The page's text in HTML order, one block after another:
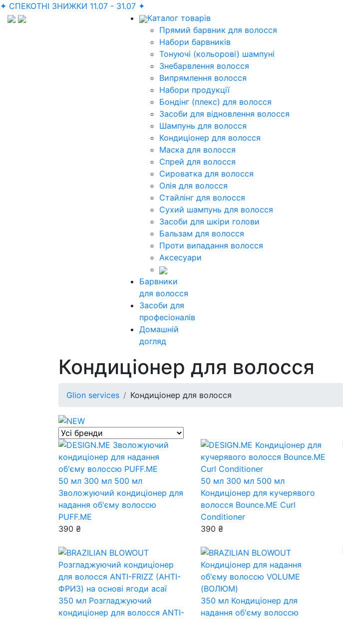
✦ СПЕКОТНІ ЗНИЖКИ 11.07 - 31.07 ✦
Каталог товарів
Прямий барвник для волосся
Набори барвників
Тонуючі (кольорові) шампуні
Знебарвлення волосся
Випрямлення волосся
Набори продукції
Бондінг (плекс) для волосся
Засоби для відновлення волосся
Шампунь для волосся
Кондиціонер для волосся
Маска для волосся
Спрей для волосся
Сироватка для волосся
Олія для волосся
Стайлінг для волосся
Сухий шампунь для волосся
Засоби для шкіри голови
Бальзам для волосся
Проти випадання волосся
Аксесуари
Барвники
для волосся
Засоби для
професіоналів
Домашній
догляд
Кондиціонер для волосся
Glion services Кондиціонер для волосся
Previous
50 мл 300 мл 500 мл
Зволожуючий кондиціонер для
надання об'єму волоссю
PUFF.ME
390 ₴
50 мл 300 мл 500 мл
Кондиціонер для кучерявого
волосся Bounce.ME Curl
Conditioner
390 ₴
350 мл Розгладжуючий
кондиціонер для волосся ANTI-
350 мл Кондиціонер для
надання об'єму волоссю